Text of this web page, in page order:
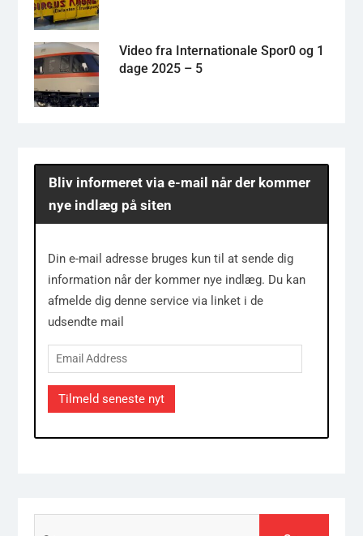
Video fra Internationale Spor0 og 1
dage 2025 – 5
Bliv informeret via e-mail når der kommer
nye indlæg på siten
Din e-mail adresse bruges kun til at sende dig
information når der kommer nye indlæg. Du kan
afmelde dig denne service via linket i de
udsendte mail
Email
Address
Tilmeld seneste nyt